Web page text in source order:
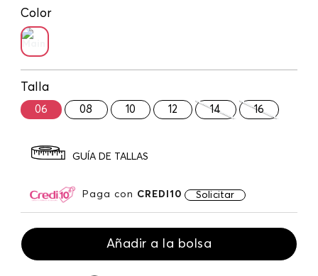
Color
Talla
06 08 10 12 14 16
GUÍA DE TALLAS
Paga con CREDI10 Solicitar
Añadir a la bolsa